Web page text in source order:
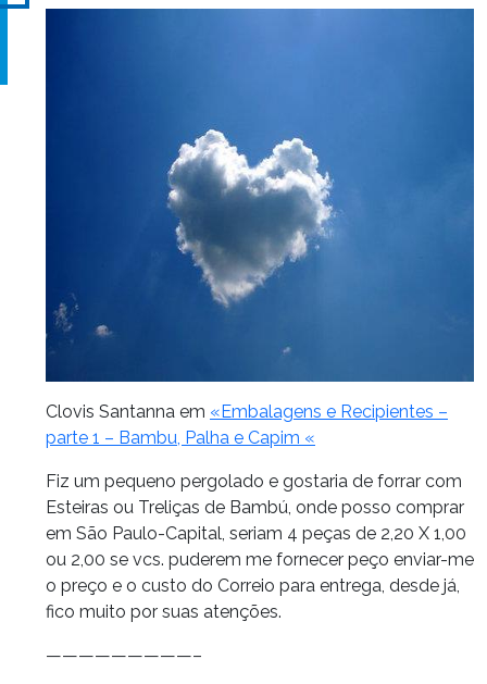
Clovis Santanna em «Embalagens e Recipientes –
parte 1 – Bambu, Palha e Capim «
Fiz um pequeno pergolado e gostaria de forrar com
Esteiras ou Treliças de Bambú, onde posso comprar
em São Paulo-Capital, seriam 4 peças de 2,20 X 1,00
ou 2,00 se vcs. puderem me fornecer peço enviar-me
o preço e o custo do Correio para entrega, desde já,
fico muito por suas atenções.
—————————–